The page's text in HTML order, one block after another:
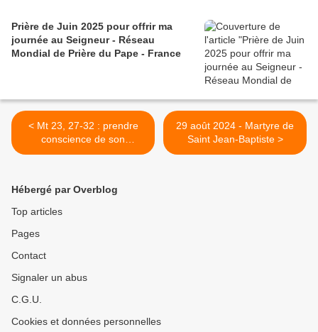
Prière de Juin 2025 pour offrir ma
journée au Seigneur - Réseau
Mondial de Prière du Pape - France
< Mt 23, 27-32 : prendre
conscience de son
jugement faussé, la
29 août 2024 - Martyre de
Saint Jean-Baptiste >
Hébergé par Overblog
Top articles
Pages
Contact
Signaler un abus
C.G.U.
Cookies et données personnelles